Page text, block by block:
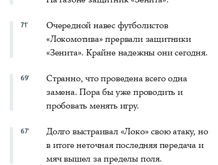
71'
Очередной навес футболистов
«Локомотива» прервали защитники
«Зенита». Крайне надежны они сегодня.
69'
Странно, что проведена всего одна
замена. Пора бы уже проводить и
пробовать менять игру.
67'
Долго выстраивал «Локо» свою атаку, но
в итоге неточная последняя передача и
мяч вышел за пределы поля.